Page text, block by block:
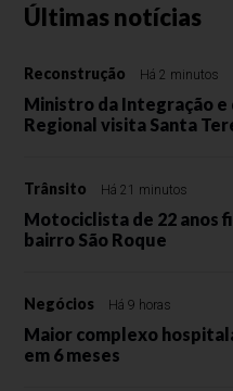
Últimas notícias
Reconstrução Há 2 minutos
Ministro da Integração
Regional visita Santa
Trânsito Há 21 minutos
Motociclista de 22 anos
bairro São Roque
Negócios Há 9 horas
Maior complexo
em 6 meses